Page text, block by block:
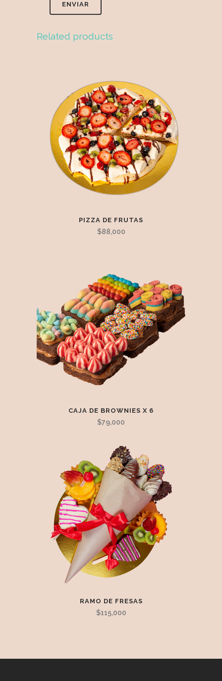
Related products
PIZZA DE FRUTAS
$88,000
CAJA DE BROWNIES X 6
$79,000
RAMO DE FRESAS
$115,000